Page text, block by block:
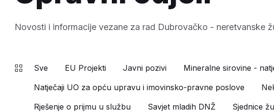
Novosti i informacije vezane za rad Dubrovačko - neretvanske
Sve EU Projekti Javni pozivi Mineralne sirovine -
Natječaji UO za opću upravu i imovinsko-pravne poslove
Rješenje o prijmu u službu
Savjet mladih DNŽ Sjednice